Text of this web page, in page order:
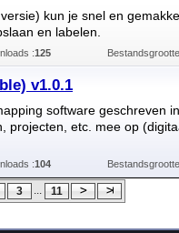
kun je snel en
en labelen.
:125
v1.0.1
software geschreven
projecten, etc. mee op
:104
3 ... 11